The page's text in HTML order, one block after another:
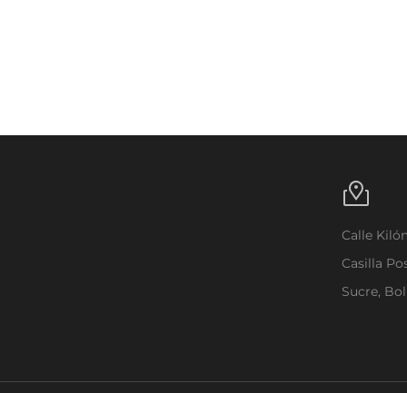
Calle
Casilla
Sucre,